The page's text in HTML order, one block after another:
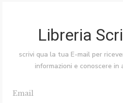
Libreria
scrivi qua la tua E-mail per
informazioni e conoscere